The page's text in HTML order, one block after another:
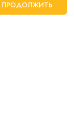
ПРОДОЛЖИТЬ